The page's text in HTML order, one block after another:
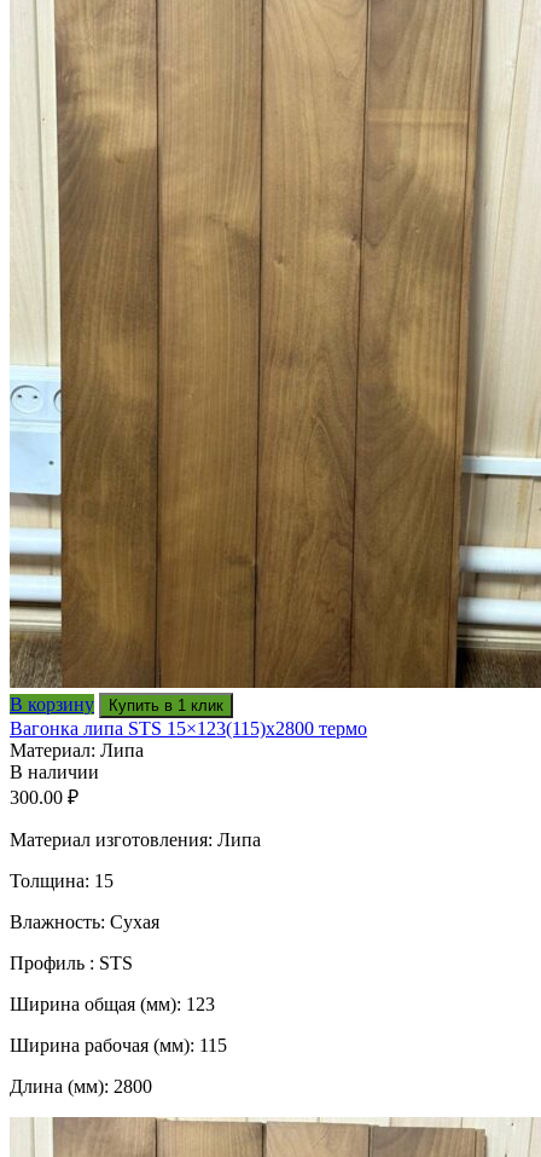
В корзину Купить в 1 клик
Вагонка липа STS 15×123(115)x2800 термо
Материал: Липа
В наличии
300.00 ₽
Материал изготовления: Липа
Толщина: 15
Влажность: Сухая
Профиль : STS
Ширина общая (мм): 123
Ширина рабочая (мм): 115
Длина (мм): 2800